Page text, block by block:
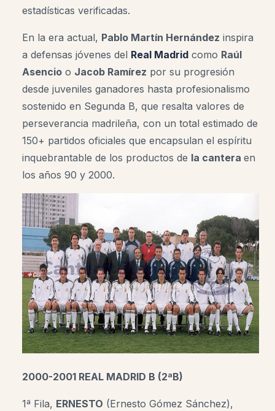
estadísticas verificadas.
En la era actual, Pablo Martín Hernández inspira
a defensas jóvenes del Real Madrid como Raúl
Asencio o Jacob Ramírez por su progresión
desde juveniles ganadores hasta profesionalismo
sostenido en Segunda B, que resalta valores de
perseverancia madrileña, con un total estimado de
150+ partidos oficiales que encapsulan el espíritu
inquebrantable de los productos de la cantera en
los años 90 y 2000.
2000-2001 REAL MADRID B (2ªB)
1ª Fila, ERNESTO (Ernesto Gómez Sánchez),